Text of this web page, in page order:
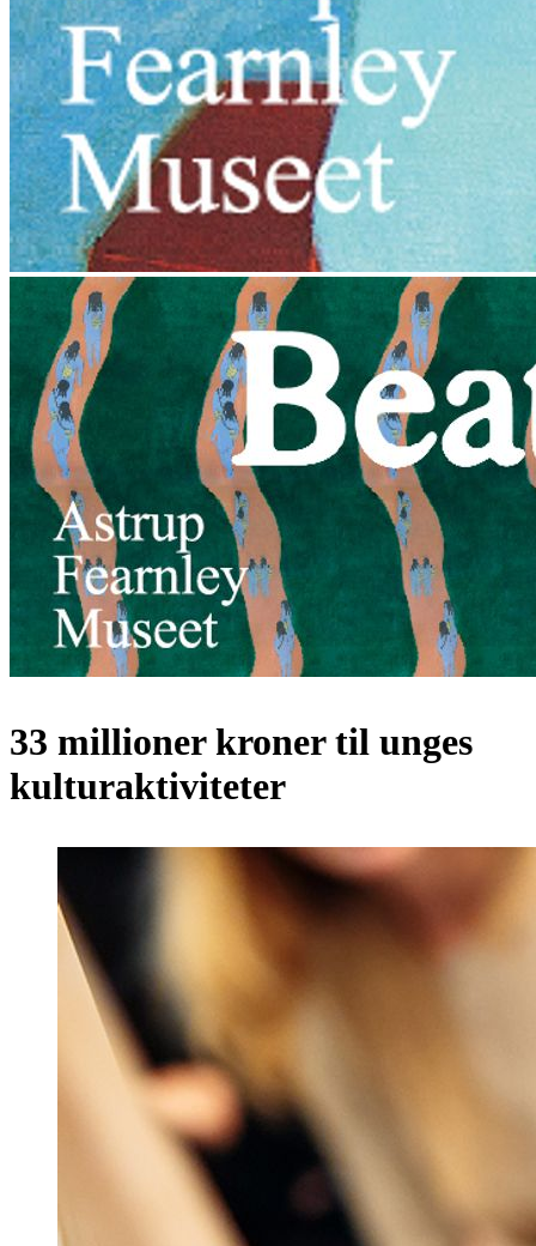
33 millioner kroner til unges
kulturaktiviteter